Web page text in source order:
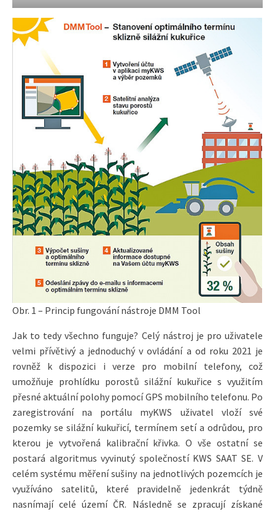
Obr. 1 – Princip fungování nástroje DMM Tool
Jak to tedy všechno funguje? Celý nástroj je pro uživatele
velmi přívětivý a jednoduchý v ovládání a od roku 2021 je
rovněž k dispozici i verze pro mobilní telefony, což
umožňuje prohlídku porostů silážní kukuřice s využitím
přesné aktuální polohy pomocí GPS mobilního telefonu. Po
zaregistrování na portálu myKWS uživatel vloží své
pozemky se silážní kukuřicí, termínem setí a odrůdou, pro
kterou je vytvořená kalibrační křivka. O vše ostatní se
postará algoritmus vyvinutý společností KWS SAAT SE. V
celém systému měření sušiny na jednotlivých pozemcích je
využíváno satelitů, které pravidelně jedenkrát týdně
nasnímají celé území ČR. Následně se zpracují získané